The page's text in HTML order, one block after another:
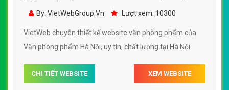
phẩm của Văn phòng phẩm Hà Nội
By: VietWebGroup.Vn Lượt xem: 10300
VietWeb chuyên thiết kế website văn phòng phẩm của
Văn phòng phẩm Hà Nội, uy tín, chất lượng tại Hà Nội
CHI TIẾT WEBSITE XEM WEBSITE